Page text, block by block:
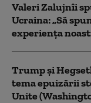
Valeri Zalujnîi
Ucraina: „Să
experiența
Trump şi
tema epuizării
Unite